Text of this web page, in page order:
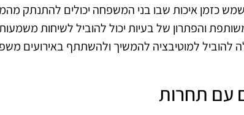
כזמן איכות שבו בני המשפחה יכולים להתנתק
והפתרון של בעיות יכול להוביל לשיחות
להוביל למוטיבציה להמשיך ולהשתתף באירועים
עם תחרות